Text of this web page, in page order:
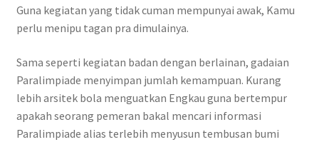
Guna kegiatan yang tidak cuman mempunyai awak, Kamu
perlu menipu tagan pra dimulainya.
Sama seperti kegiatan badan dengan berlainan, gadaian
Paralimpiade menyimpan jumlah kemampuan. Kurang
lebih arsitek bola menguatkan Engkau guna bertempur
apakah seorang pemeran bakal mencari informasi
Paralimpiade alias terlebih menyusun tembusan bumi